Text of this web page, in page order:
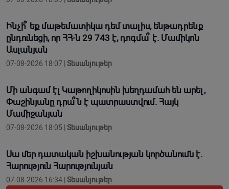
Ինչի՞ եք մաթեմատիկա դեմ տալիս, ենթադրենք
ընդունեցի, որ ՀՀ-ն 29 743 է, դոգմա՞ է. Մամիկոն
Ասլանյան
07-08-2026 18:07 | Տեսանյութեր
Մի անգամ էլ Կաթողիկոսին խեղդամահ են արել,
Փաշինյանը դրա՞ն է պատրաստվում. Հայկ
Մամիջանյան
07-08-2026 18:05 | Տեսանյութեր
Սա մեր դատական իշխանության կործանումն է.
Հարություն Հարությունյան
07-08-2026 16:34 | Տեսանյութեր